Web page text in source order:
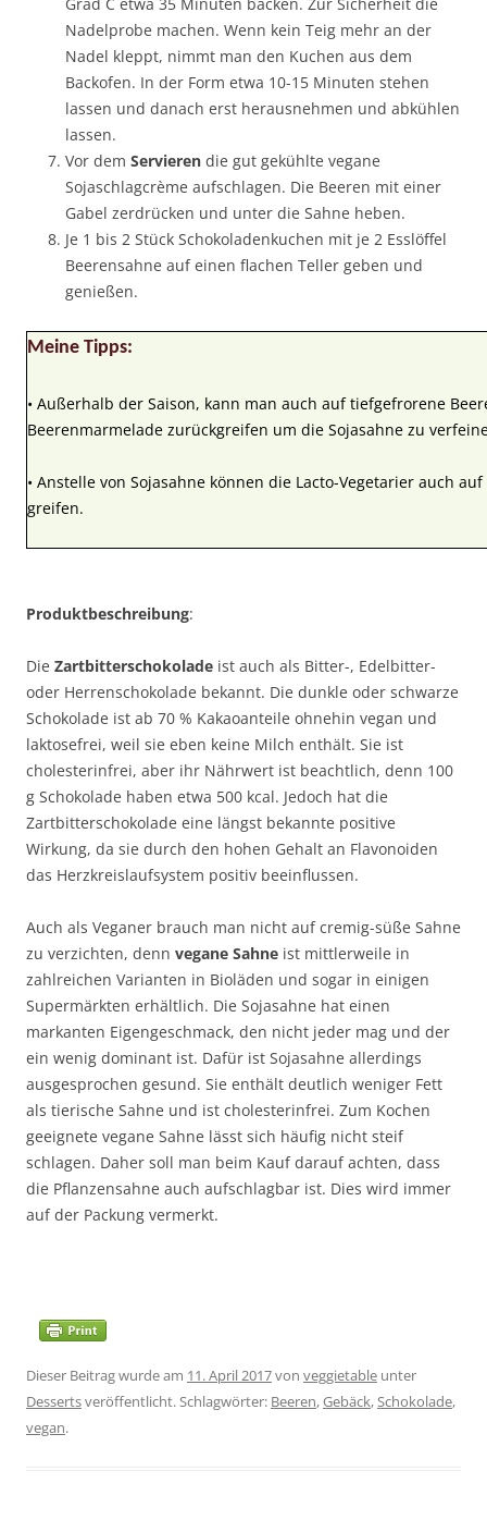
Nadelprobe machen. Wenn kein Teig mehr an der
Nadel kleppt, nimmt man den Kuchen aus dem
Backofen. In der Form etwa 10-15 Minuten stehen
lassen und danach erst herausnehmen und abkühlen
lassen.
Vor dem Servieren die gut gekühlte vegane
Sojaschlagcrème aufschlagen. Die Beeren mit einer
Gabel zerdrücken und unter die Sahne heben.
Je 1 bis 2 Stück Schokoladenkuchen mit je 2 Esslöffel
Beerensahne auf einen flachen Teller geben und
genießen.
Meine Tipps:
• Außerhalb der Saison, kann man auch auf tiefgefrorene
Beerenmarmelade zurückgreifen um die Sojasahne zu
• Anstelle von Sojasahne können die Lacto-Vegetarier auch
greifen.
Produktbeschreibung:
Die Zartbitterschokolade ist auch als Bitter-, Edelbitter-
oder Herrenschokolade bekannt. Die dunkle oder schwarze
Schokolade ist ab 70 % Kakaoanteile ohnehin vegan und
laktosefrei, weil sie eben keine Milch enthält. Sie ist
cholesterinfrei, aber ihr Nährwert ist beachtlich, denn 100
g Schokolade haben etwa 500 kcal. Jedoch hat die
Zartbitterschokolade eine längst bekannte positive
Wirkung, da sie durch den hohen Gehalt an Flavonoiden
das Herzkreislaufsystem positiv beeinflussen.
Auch als Veganer brauch man nicht auf cremig-süße Sahne
zu verzichten, denn vegane Sahne ist mittlerweile in
zahlreichen Varianten in Bioläden und sogar in einigen
Supermärkten erhältlich. Die Sojasahne hat einen
markanten Eigengeschmack, den nicht jeder mag und der
ein wenig dominant ist. Dafür ist Sojasahne allerdings
ausgesprochen gesund. Sie enthält deutlich weniger Fett
als tierische Sahne und ist cholesterinfrei. Zum Kochen
geeignete vegane Sahne lässt sich häufig nicht steif
schlagen. Daher soll man beim Kauf darauf achten, dass
die Pflanzensahne auch aufschlagbar ist. Dies wird immer
auf der Packung vermerkt.
Dieser Beitrag wurde am 11. April 2017von veggietable unter
Dessertsveröffentlicht. Schlagwörter: Beeren,Gebäck,Schokolade,
vegan.